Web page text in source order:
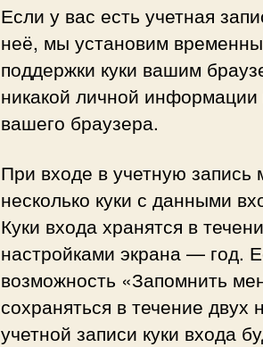
Если у вас есть учетная
неё, мы установим
поддержки куки вашим
никакой личной информации
вашего браузера.
При входе в учетную
несколько куки с данными
Куки входа хранятся в
настройками экрана — год.
возможность «Запомнить
сохраняться в течение
учетной записи куки входа